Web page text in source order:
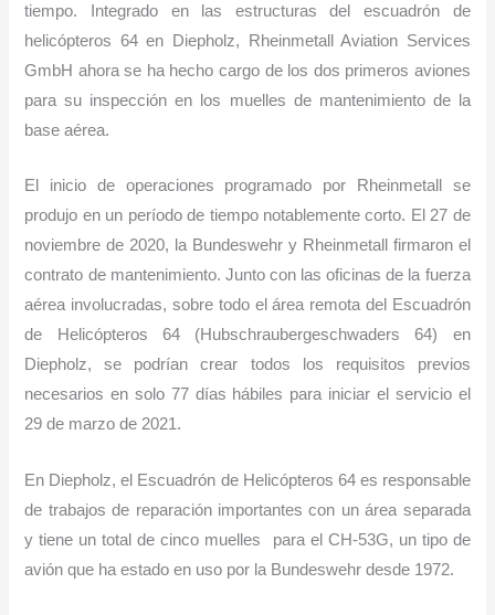
tiempo. Integrado en las estructuras del escuadrón de
helicópteros 64 en Diepholz, Rheinmetall Aviation Services
GmbH ahora se ha hecho cargo de los dos primeros aviones
para su inspección en los muelles de mantenimiento de la
base aérea.
El inicio de operaciones programado por Rheinmetall se
produjo en un período de tiempo notablemente corto. El 27 de
noviembre de 2020, la Bundeswehr y Rheinmetall firmaron el
contrato de mantenimiento. Junto con las oficinas de la fuerza
aérea involucradas, sobre todo el área remota del Escuadrón
de Helicópteros 64 (Hubschraubergeschwaders 64) en
Diepholz, se podrían crear todos los requisitos previos
necesarios en solo 77 días hábiles para iniciar el servicio el
29 de marzo de 2021.
En Diepholz, el Escuadrón de Helicópteros 64 es responsable
de trabajos de reparación importantes con un área separada
y tiene un total de cinco muelles para el CH-53G, un tipo de
avión que ha estado en uso por la Bundeswehr desde 1972.